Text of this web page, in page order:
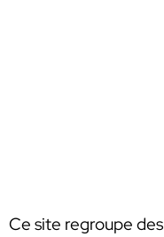
Ce site regroupe des